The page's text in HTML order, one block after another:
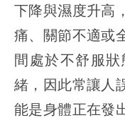
下降與濕度升高
痛、關節不適或
間處於不舒服
緒，因此常讓人
能是身體正在發